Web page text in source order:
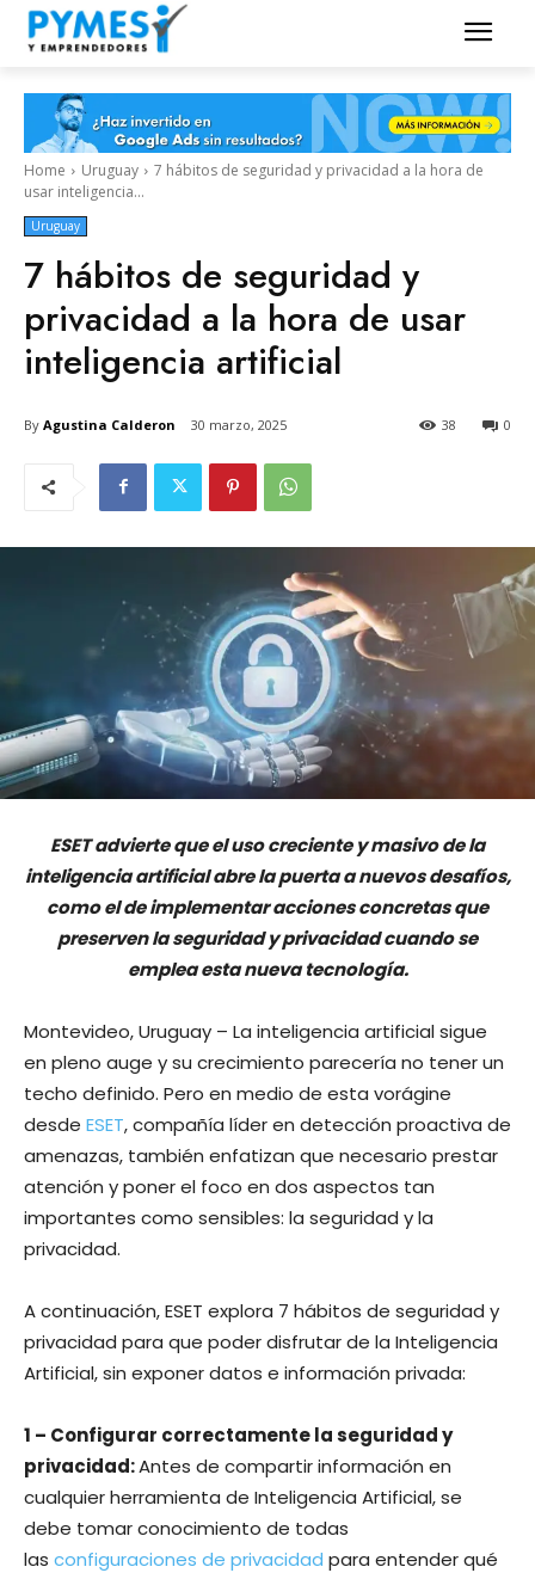
Home Uruguay
7 hábitos de seguridad y privacidad a la hora de
usar inteligencia...
Uruguay
7 hábitos de seguridad y
privacidad a la hora de usar
inteligencia artificial
By Agustina Calderon 30 marzo, 2025 0
38
ESET advierte que el uso creciente y masivo de la
inteligencia artificial abre la puerta a nuevos desafíos,
como el de implementar acciones concretas que
preserven la seguridad y privacidad cuando se
emplea esta nueva tecnología.
Montevideo, Uruguay – La inteligencia artificial sigue
en pleno auge y su crecimiento parecería no tener un
techo definido. Pero en medio de esta vorágine
desde ESET, compañía líder en detección proactiva de
amenazas, también enfatizan que necesario prestar
atención y poner el foco en dos aspectos tan
importantes como sensibles: la seguridad y la
privacidad.
A continuación, ESET explora 7 hábitos de seguridad y
privacidad para que poder disfrutar de la Inteligencia
Artificial, sin exponer datos e información privada:
1 – Configurar correctamente la seguridad y
privacidad:Antes de compartir información en
cualquier herramienta de Inteligencia Artificial, se
debe tomar conocimiento de todas
las configuraciones de privacidad para entender qué